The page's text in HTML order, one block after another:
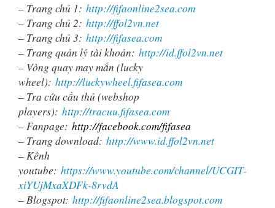
– Trang chủ 1: http://fifaonline2sea.com
– Trang chủ 2: http://ffol2vn.net
– Trang chủ 3: http://fifasea.com
– Trang quản lý tài khoản: http://id.ffol2vn.net
– Vòng quay may mắn (lucky
wheel): http://luckywheel.fifasea.com
– Tra cứu cầu thủ (webshop
players): http://tracuu.fifasea.com
– Fanpage: http://facebook.com/fifasea
– Trang download: http://www.id.ffol2vn.net
– Kênh
youtube: https://www.youtube.com/channel/UCGIT-
xiYUjMxaXDFk-8rvdA
– Blogspot: http://fifaonline2sea.blogspot.com